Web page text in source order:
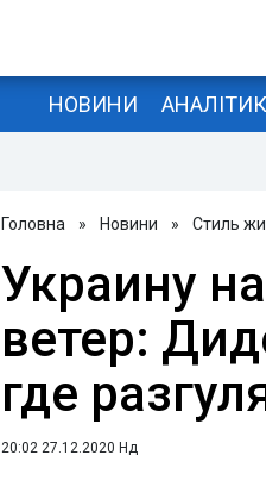
НОВИНИ
Головна » Новини » Стиль
Украину
ветер:
где
20:02 27.12.2020 Нд